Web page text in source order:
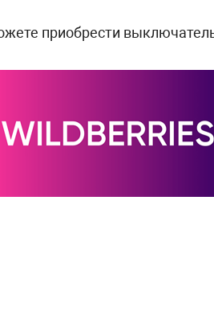
приобрести